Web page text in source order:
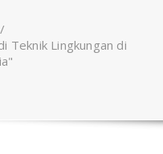
Teknik Lingkungan di